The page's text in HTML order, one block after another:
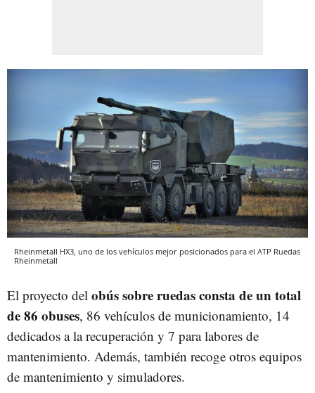
Rheinmetall HX3, uno de los vehículos mejor posicionados para el ATP Ruedas
Rheinmetall
El proyecto del obús sobre ruedas consta de un total
de 86 obuses, 86 vehículos de municionamiento, 14
dedicados a la recuperación y 7 para labores de
mantenimiento. Además, también recoge otros equipos
de mantenimiento y simuladores.